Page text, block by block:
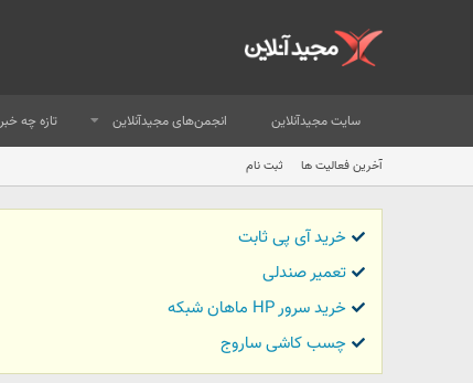
سایت مجیدآنلاین انجمن‌های مجیدآنلاین تازه چه خبر
آخرین فعالیت ها ثبت نام
خرید آی پی ثابت
تعمیر صندلی
خرید سرور HP ماهان شبکه
چسب کاشی ساروج